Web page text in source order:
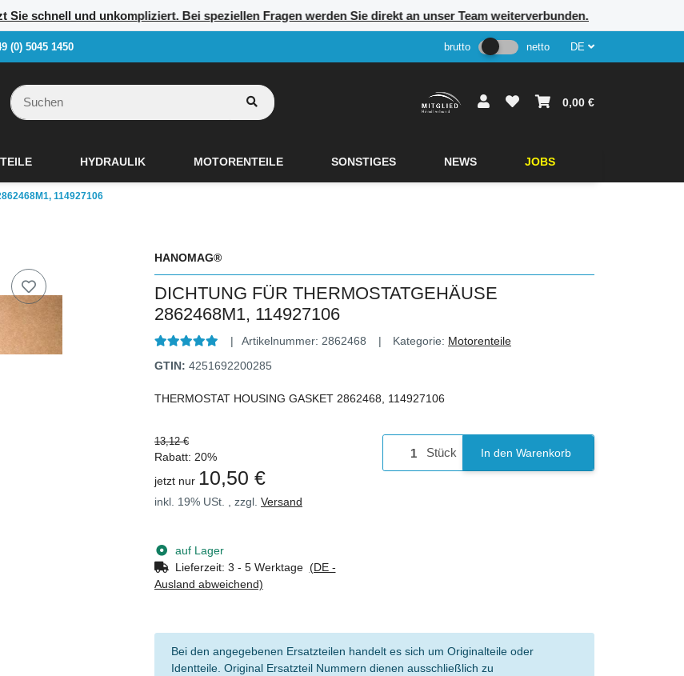
schnell und unkompliziert. Bei speziellen Fragen werden Sie direkt an unser Team weiterverbunden.
(0) 5045 1450 brutto netto DE
0,00 €
HYDRAULIK MOTORENTEILE SONSTIGES NEWS JOBS
114927106
HANOMAG®
DICHTUNG FÜR THERMOSTATGEHÄUSE
2862468M1, 114927106
Artikelnummer: 2862468 Kategorie: Motorenteile
GTIN: 4251692200285
THERMOSTAT HOUSING GASKET 2862468, 114927106
13,12 €
Rabatt: 20%
jetzt nur 10,50 €
inkl. 19% USt. , zzgl. Versand
auf Lager
Lieferzeit: 3 - 5 Werktage (DE -
Ausland abweichend)
Stück In den Warenkorb
Bei den angegebenen Ersatzteilen handelt es sich um Originalteile oder
Identteile. Original Ersatzteil Nummern dienen ausschließlich zu